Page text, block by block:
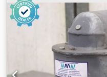
ventilationskanaler och
backspjäll, lamellfläkt,
fläkthuvud typ MTK DN 65
Sjkr -Fläns: DIN 2576
mm -Antal: 2 st kåpor
Yttermått: 280/185/H255